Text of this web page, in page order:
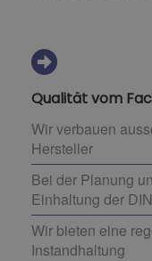
Qualität vom
Wir verbauen
Hersteller
Bei der Planung
Einhaltung der
Wir bieten eine
Instandhaltung